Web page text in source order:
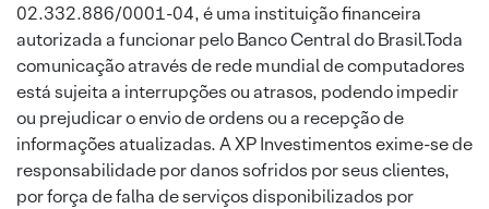
02.332.886/0001-04, é uma instituição financeira
autorizada a funcionar pelo Banco Central do Brasil.Toda
comunicação através de rede mundial de computadores
está sujeita a interrupções ou atrasos, podendo impedir
ou prejudicar o envio de ordens ou a recepção de
informações atualizadas. A XP Investimentos exime-se de
responsabilidade por danos sofridos por seus clientes,
por força de falha de serviços disponibilizados por